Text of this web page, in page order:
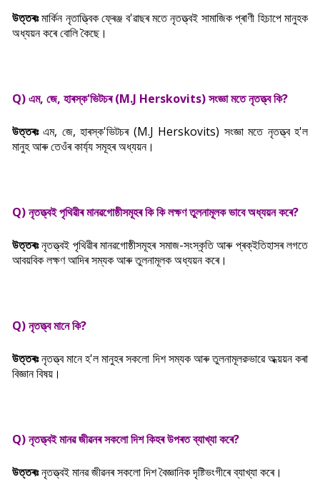
উত্তৰঃমাৰ্কিন নৃতাত্ত্বিক ফ্ৰেঞ্জ ব'ৱাছৰ মতেনৃতত্ত্বই সামাজিক প্ৰাণী হিচাপে মানুহক
অধ্যয়ন কৰে বোলি কৈছে।
Q) এম, জে, হাৰস্ক'ভিটচৰ (M.J Herskovits) সংজ্ঞা মতে নৃতত্ত্ব কি?
উত্তৰঃএম, জে, হাৰস্ক'ভিটচৰ (M.J Herskovits) সংজ্ঞা মতে নৃতত্ত্ব হ'ল
মানুহ আৰু তেওঁৰ কাৰ্য্য সমূহৰ অধ্যয়ন।
Q) নৃতত্ত্বই পৃথিৱীৰ মানৱগোষ্ঠীসমূহৰ কি কি লক্ষণ তুলনামূলক ভাবে অধ্যয়ন কৰে?
উত্তৰঃনৃতত্ত্বই পৃথিৱীৰ মানৱগোষ্ঠীসমূহৰ সমাজ-সংস্কৃতি আৰু প্ৰক্ইতিহাসৰ লগতে
আবয়বিক লক্ষণ আদিৰ সম্যক আৰু তুলনামূলক অধ্যয়ন কৰে।
Q) নৃতত্ত্ব মানে কি?
উত্তৰঃনৃতত্ত্ব মানে হ'ল মানুহৰ সকলো দিশ সম্যক আৰু তুলনামূলক়ভাৱে অধ্য়য়ন কৰা
বিজ্ঞান বিষয়।
Q) নৃতত্ত্বই মানৱ জীৱনৰ সকলো দিশ কিহৰ উপৰত ব্যাখ্যা কৰে?
উত্তৰঃনৃতত্ত্বই মানৱ জীৱনৰ সকলো দিশ বৈজ্ঞানিক দৃষ্টিভংগীৰে ব্যাখ্যা কৰে।